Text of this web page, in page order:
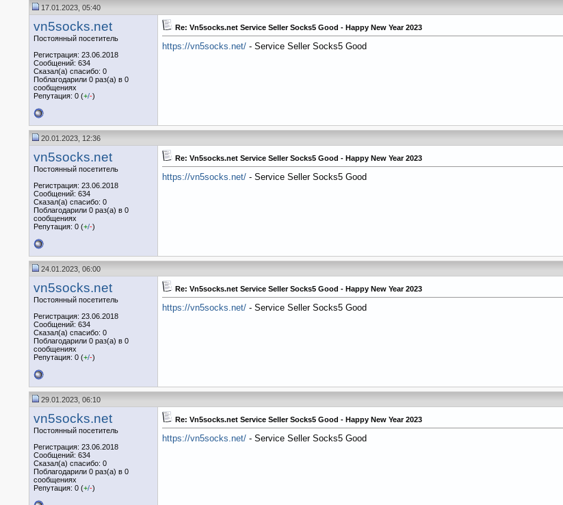
17.01.2023, 05:40
vn5socks.net
Постоянный посетитель
Регистрация: 23.06.2018
Сообщений: 634
Сказал(а) спасибо: 0
Поблагодарили 0 раз(а) в 0
сообщениях
Репутация: 0 (+/-)
Re: Vn5socks.net Service Seller Socks5 Good - Happy New Year 2023
https://vn5socks.net/ - Service Seller Socks5 Good
20.01.2023, 12:36
vn5socks.net
Постоянный посетитель
Регистрация: 23.06.2018
Сообщений: 634
Сказал(а) спасибо: 0
Поблагодарили 0 раз(а) в 0
сообщениях
Репутация: 0 (+/-)
Re: Vn5socks.net Service Seller Socks5 Good - Happy New Year 2023
https://vn5socks.net/ - Service Seller Socks5 Good
24.01.2023, 06:00
vn5socks.net
Постоянный посетитель
Регистрация: 23.06.2018
Сообщений: 634
Сказал(а) спасибо: 0
Поблагодарили 0 раз(а) в 0
сообщениях
Репутация: 0 (+/-)
Re: Vn5socks.net Service Seller Socks5 Good - Happy New Year 2023
https://vn5socks.net/ - Service Seller Socks5 Good
29.01.2023, 06:10
vn5socks.net
Постоянный посетитель
Регистрация: 23.06.2018
Сообщений: 634
Сказал(а) спасибо: 0
Поблагодарили 0 раз(а) в 0
сообщениях
Репутация: 0 (+/-)
Re: Vn5socks.net Service Seller Socks5 Good - Happy New Year 2023
https://vn5socks.net/ - Service Seller Socks5 Good